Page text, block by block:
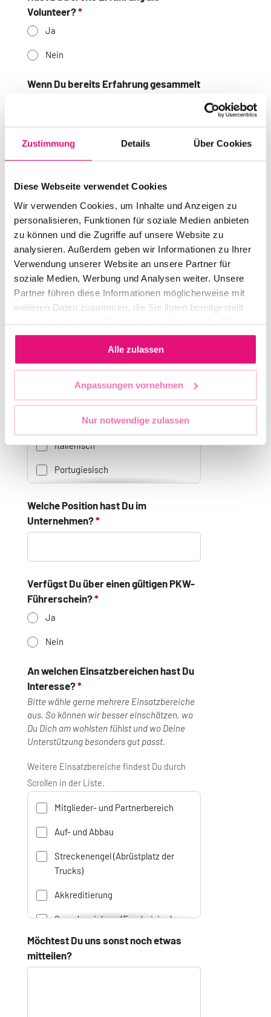
Zustimmung Details Über Cookies
Diese Webseite verwendet Cookies
Wir verwenden Cookies, um Inhalte und Anzeigen zu
personalisieren, Funktionen für soziale Medien anbieten
zu können und die Zugriffe auf unsere Website zu
analysieren. Außerdem geben wir Informationen zu Ihrer
Verwendung unserer Website an unsere Partner für
soziale Medien, Werbung und Analysen weiter. Unsere
Partner führen diese Informationen möglicherweise mit
weiteren Daten zusammen, die Sie ihnen bereitgestellt
haben oder die sie im Rahmen Ihrer Nutzung der Dienste
gesammelt haben.
Alle zulassen
Anpassungen vornehmen
Nur notwendige zulassen
Volunteer?
Ja
Nein
Wenn Du bereits Erfahrung gesammelt
sammeln?
Welches Deutsch-Niveau hast Du?
Ich spreche zusätzlich folgende
Sprachen:
Weitere Sprachen findest Du durch Scrollen
in der Liste. Du kannst die Suche nutzen, um
Englisch
Spanisch
Französisch
Italienisch
Portugiesisch
Polnisch
Ungarisch
Schwedisch
Dänisch
Norwegisch
Türkisch
Griechisch
Ukrainisch
Arabisch
Hebräisch
Hindi
Japanisch
Welche Position hast Du im
Unternehmen?
Verfügst Du über einen gültigen PKW-
Führerschein?
Ja
Nein
An welchen Einsatzbereichen hast Du
Interesse?
Bitte wähle gerne mehrere Einsatzbereiche
aus. So können wir besser einschätzen, wo
Du Dich am wohlsten fühlst und wo Deine
Unterstützung besonders gut passt.
Weitere Einsatzbereiche findest Du durch
Scrollen in der Liste.
Mitglieder- und Partnerbereich
Auf- und Abbau
Streckenengel (Abrüstplatz der
Trucks)
Akkreditierung
Spendeneinhorn (Fundraising)
Awareness und Inklusion
Aufbau des Vereinstrucks
Möchtest Du uns sonst noch etwas
mitteilen?